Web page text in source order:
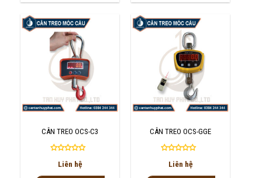
sao
sao
CÂN TREO OCS-C3
Được
Liên hệ
CÂN TREO OCS-GGE
Được
Liên hệ